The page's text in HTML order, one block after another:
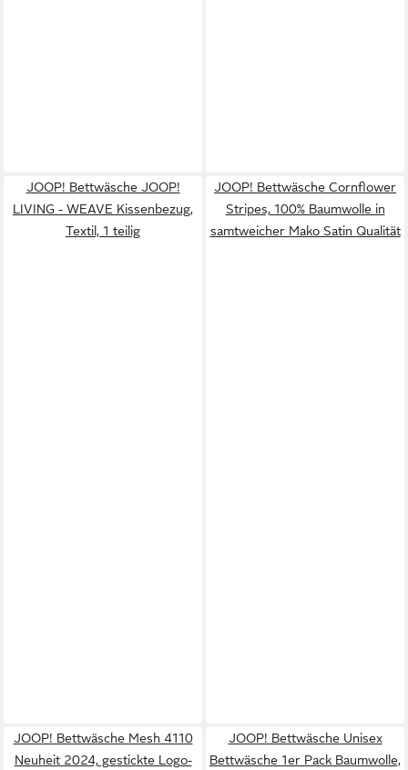
JOOP! Bettwäsche JOOP!
LIVING - WEAVE Kissenbezug,
Textil, 1 teilig
JOOP! Bettwäsche Cornflower
Stripes, 100% Baumwolle in
samtweicher Mako Satin Qualität
JOOP! Bettwäsche Mesh 4110
Neuheit 2024, gestickte Logo-
JOOP! Bettwäsche Unisex
Bettwäsche 1er Pack Baumwolle,